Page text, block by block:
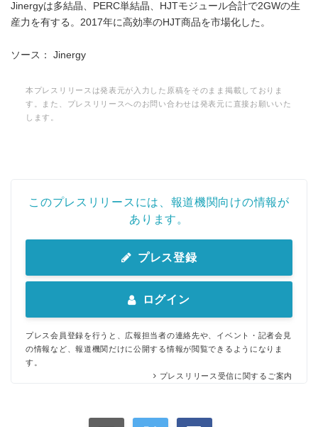
Jinergyは多結晶、PERC単結晶、HJTモジュール合計で2GWの生
産力を有する。2017年に高効率のHJT商品を市場化した。
ソース： Jinergy
本プレスリリースは発表元が入力した原稿をそのまま掲載しておりま
す。また、プレスリリースへのお問い合わせは発表元に直接お願いいた
します。
このプレスリリースには、報道機関向けの情報が
あります。
プレス登録
ログイン
プレス会員登録を行うと、広報担当者の連絡先や、イベント・記者会見
の情報など、報道機関だけに公開する情報が閲覧できるようになりま
す。
プレスリリース受信に関するご案内